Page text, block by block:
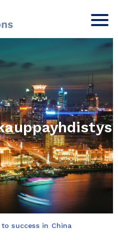
to success in China